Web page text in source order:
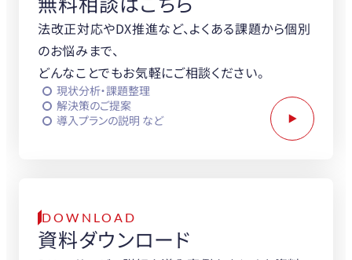
法改正対応やDX推進など、よくある課題から個別
のお悩みまで、
どんなことでもお気軽にご相談ください。
現状分析・課題整理
解決策のご提案
導入プランの説明 など
DOWNLOAD
資料ダウンロード